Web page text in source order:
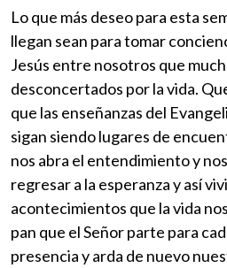
Lo que más deseo para esta
llegan sean para tomar
Jesús entre nosotros que
desconcertados por la vida.
que las enseñanzas del
sigan siendo lugares de
nos abra el entendimiento y
regresar a la esperanza y así
acontecimientos que la vida
pan que el Señor parte para
presencia y arda de nuevo